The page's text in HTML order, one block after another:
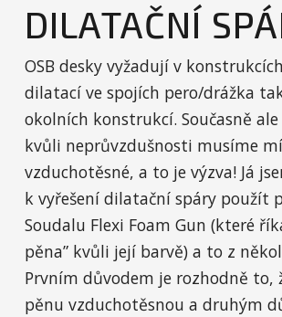
DILATAČNÍ
OSB desky vyžadují v
dilatací ve spojích pero/drážka
okolních konstrukcí. Současně
kvůli neprůvzdušnosti musíme
vzduchotěsné, a to je výzva! Já
k vyřešení dilatační spáry použít
Soudalu Flexi Foam Gun (které
pěna” kvůli její barvě) a to z
Prvním důvodem je rozhodně to,
pěnu vzduchotěsnou a druhým